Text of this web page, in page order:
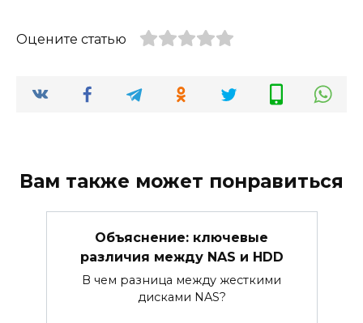
Оцените статью
Вам также может понравиться
Объяснение: ключевые
различия между NAS и HDD
В чем разница между жесткими
дисками NAS?